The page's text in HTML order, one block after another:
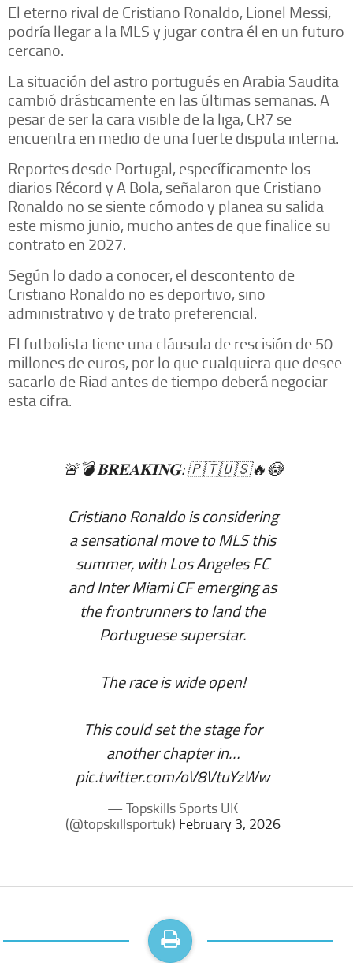
El eterno rival de Cristiano Ronaldo, Lionel Messi,
podría llegar a la MLS y jugar contra él en un futuro
cercano.
La situación del astro portugués en Arabia Saudita
cambió drásticamente en las últimas semanas. A
pesar de ser la cara visible de la liga, CR7 se
encuentra en medio de una fuerte disputa interna.
Reportes desde Portugal, específicamente los
diarios Récord y A Bola, señalaron que Cristiano
Ronaldo no se siente cómodo y planea su salida
este mismo junio, mucho antes de que finalice su
contrato en 2027.
Según lo dado a conocer, el descontento de
Cristiano Ronaldo no es deportivo, sino
administrativo y de trato preferencial.
El futbolista tiene una cláusula de rescisión de 50
millones de euros, por lo que cualquiera que desee
sacarlo de Riad antes de tiempo deberá negociar
esta cifra.
🚨💣 𝐁𝐑𝐄𝐀𝐊𝐈𝐍𝐆: 🇵🇹🇺🇸🔥😳
Cristiano Ronaldo is considering
a sensational move to MLS this
summer, with Los Angeles FC
and Inter Miami CF emerging as
the frontrunners to land the
Portuguese superstar.
The race is wide open!
This could set the stage for
another chapter in…
pic.twitter.com/oV8VtuYzWw
— Topskills Sports UK
(@topskillsportuk) February 3, 2026